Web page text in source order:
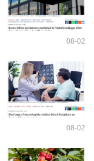
08-02
08-02